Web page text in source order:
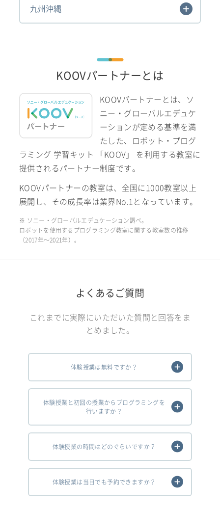
九州沖縄
KOOVパートナーとは
KOOVパートナーとは、ソ
ニー・グローバルエデュケ
ーションが定める基準を満
たした、ロボット・プログ
ラミング 学習キット 「KOOV」 を利用する教室に
提供されるパートナー制度です。
KOOVパートナーの教室は、全国に1000教室以上
展開し、その成長率は業界No.1となっています。
※ ソニー・グローバルエデュケーション調べ。
ロボットを使用するプログラミング教室に関する教室数の推移
（2017年〜2021年）。
よくあるご質問
これまでに実際にいただいた質問と回答をま
とめました。
体験授業は無料ですか？
体験授業と初回の授業からプログラミングを
行いますか？
体験授業の時間はどのぐらいですか？
体験授業は当日でも予約できますか？